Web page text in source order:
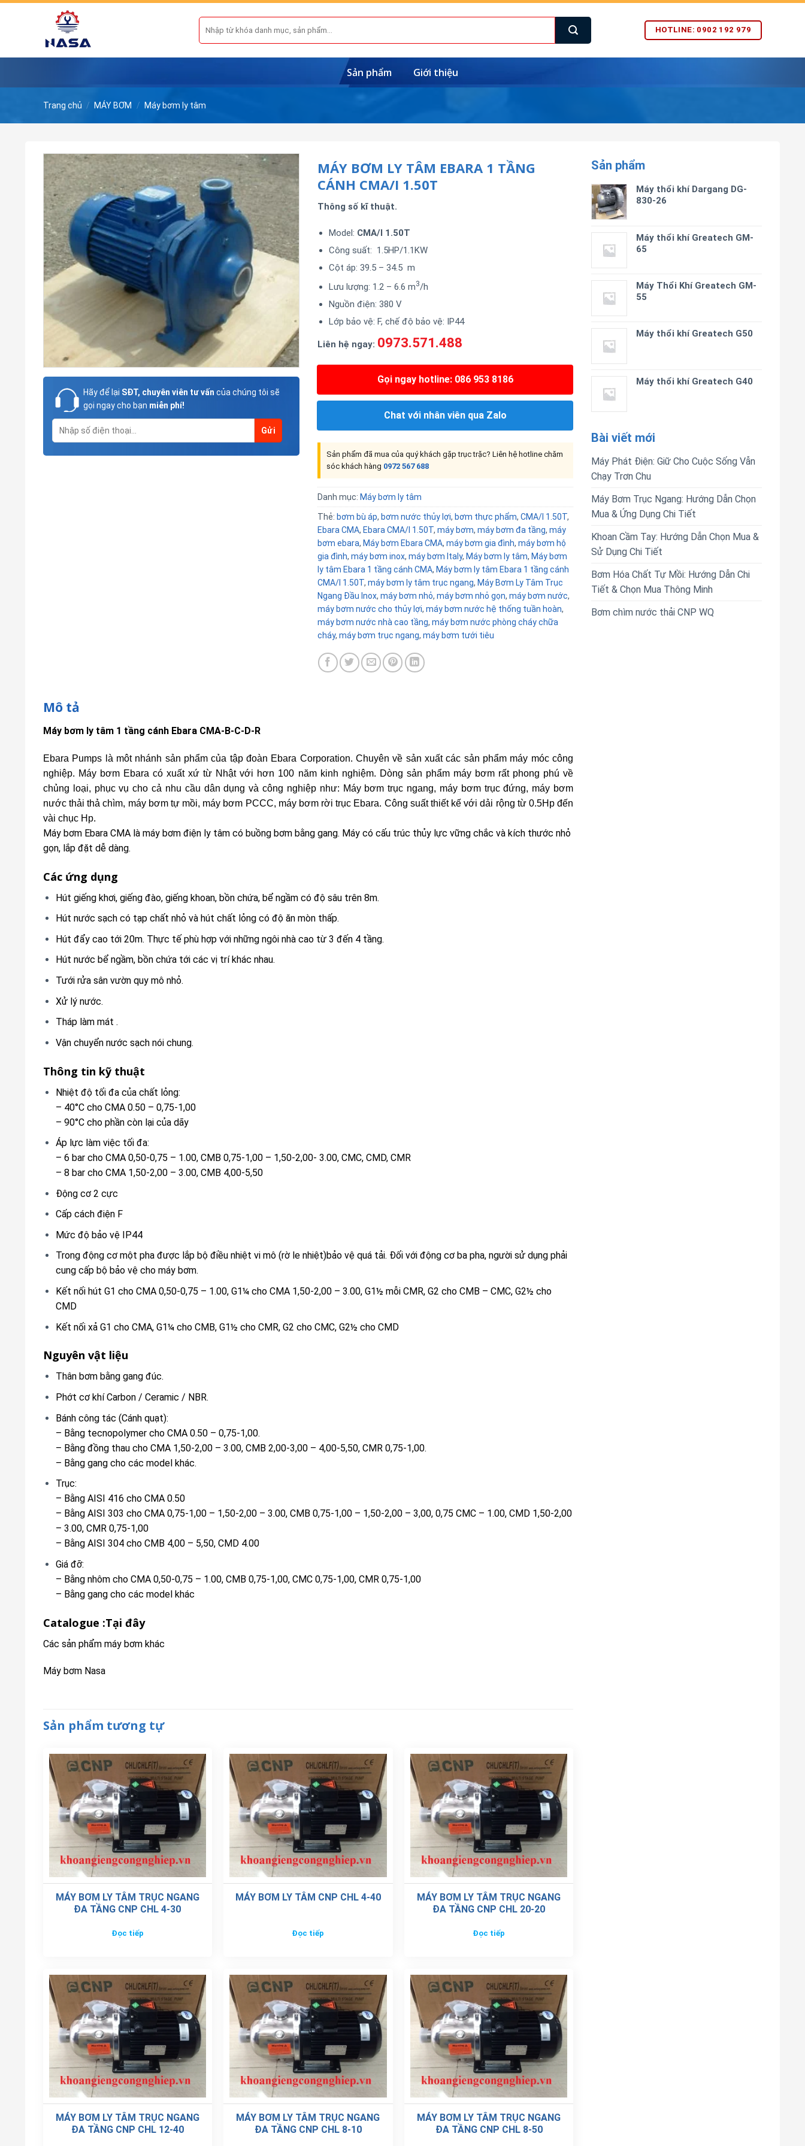
Skip
Tìm
kiếm:
HOTLINE: 0902 192 979
Sản phẩm Giới thiệu
Trang chủ / MÁY BƠM / Máy bơm ly tâm
Sản phẩm
Máy thổi khí Dargang DG-
830-26
Máy thổi khí Greatech GM-
65
Máy Thổi Khí Greatech GM-
55
Máy thổi khí Greatech G50
Máy thổi khí Greatech G40
Bài viết mới
Máy Phát Điện: Giữ Cho Cuộc Sống Vẫn
Chạy Trơn Chu
Máy Bơm Trục Ngang: Hướng Dẫn Chọn
Mua & Ứng Dụng Chi Tiết
Khoan Cầm Tay: Hướng Dẫn Chọn Mua &
Sử Dụng Chi Tiết
Bơm Hóa Chất Tự Mồi: Hướng Dẫn Chi
Tiết & Chọn Mua Thông Minh
Bơm chìm nước thải CNP WQ
Hãy để lại SĐT, chuyên viên tư vấn của chúng tôi sẽ
gọi ngay cho bạn miễn phí!
MÁY BƠM LY TÂM EBARA 1 TẦNG
CÁNH CMA/I 1.50T
Thông số kĩ thuật.
Model: CMA/I 1.50T
Công suất: 1.5HP/1.1KW
Cột áp: 39.5 – 34.5 m
Lưu lượng: 1.2 – 6.6 m3/h
Nguồn điện: 380 V
Lớp bảo vệ: F, chế độ bảo vệ: IP44
Liên hệ ngay: 0973.571.488
Gọi ngay hotline: 086 953 8186
Chat với nhân viên qua Zalo
Sản phẩm đã mua của quý khách gặp trục trặc? Liên hệ hotline chăm
sóc khách hàng 0972 567 688
Danh mục: Máy bơm ly tâm
Thẻ: bơm bù áp, bơm nước thủy lợi, bơm thực phẩm, CMA/I 1.50T,
Ebara CMA, Ebara CMA/I 1.50T, máy bơm, máy bơm đa tầng, máy
bơm ebara, Máy bơm Ebara CMA, máy bơm gia đình, máy bơm hộ
gia đình, máy bơm inox, máy bơm Italy, Máy bơm ly tâm, Máy bơm
ly tâm Ebara 1 tầng cánh CMA, Máy bơm ly tâm Ebara 1 tầng cánh
CMA/I 1.50T, máy bơm ly tâm trục ngang, Máy Bơm Ly Tâm Trục
Ngang Đầu Inox, máy bơm nhỏ, máy bơm nhỏ gọn, máy bơm nước,
máy bơm nước cho thủy lợi, máy bơm nước hệ thống tuần hoàn,
máy bơm nước nhà cao tầng, máy bơm nước phòng cháy chữa
cháy, máy bơm trục ngang, máy bơm tưới tiêu
Mô tả
Máy bơm ly tâm 1 tầng cánh Ebara CMA-B-C-D-R
Ebara Pumps là môt nhánh sản phẩm của tập đoàn Ebara Corporation. Chuyên về sản xuất các sản phẩm máy móc công
nghiệp. Máy bơm Ebara có xuất xứ từ Nhật với hơn 100 năm kinh nghiệm. Dòng sản phẩm máy bơm rất phong phú về
chủng loại, phục vụ cho cả nhu cầu dân dụng và công nghiệp như: Máy bơm trục ngang, máy bơm trục đứng, máy bơm
nước thải thả chìm, máy bơm tự mồi, máy bơm PCCC, máy bơm rời trục Ebara. Công suất thiết kế với dải rộng từ 0.5Hp đến
vài chục Hp.
Máy bơm Ebara CMA là máy bơm điện ly tâm có buồng bơm bằng gang. Máy có cấu trúc thủy lực vững chắc và kích thước nhỏ
gọn, lắp đặt dễ dàng.
Các ứng dụng
Hút giếng khơi, giếng đào, giếng khoan, bồn chứa, bể ngầm có độ sâu trên 8m.
Hút nước sạch có tạp chất nhỏ và hút chất lỏng có độ ăn mòn thấp.
Hút đẩy cao tới 20m. Thực tế phù hợp với những ngôi nhà cao từ 3 đến 4 tầng.
Hút nước bể ngầm, bồn chứa tới các vị trí khác nhau.
Tưới rửa sân vườn quy mô nhỏ.
Xử lý nước.
Tháp làm mát .
Vận chuyển nước sạch nói chung.
Thông tin kỹ thuật
Nhiệt độ tối đa của chất lỏng:
– 40°C cho CMA 0.50 – 0,75-1,00
– 90°C cho phần còn lại của dãy
Áp lực làm việc tối đa:
– 6 bar cho CMA 0,50-0,75 – 1.00, CMB 0,75-1,00 – 1,50-2,00- 3.00, CMC, CMD, CMR
– 8 bar cho CMA 1,50-2,00 – 3.00, CMB 4,00-5,50
Động cơ 2 cực
Cấp cách điện F
Mức độ bảo vệ IP44
Trong động cơ một pha được lắp bộ điều nhiệt vi mô (rờ le nhiệt)bảo vệ quá tải. Đối với động cơ ba pha, người sử dụng phải
cung cấp bộ bảo vệ cho máy bơm.
Kết nối hút G1 cho CMA 0,50-0,75 – 1.00, G1¼ cho CMA 1,50-2,00 – 3.00, G1½ mỗi CMR, G2 cho CMB – CMC, G2½ cho
CMD
Kết nối xả G1 cho CMA, G1¼ cho CMB, G1½ cho CMR, G2 cho CMC, G2½ cho CMD
Nguyên vật liệu
Thân bơm bằng gang đúc.
Phớt cơ khí Carbon / Ceramic / NBR.
Bánh công tác (Cánh quạt):
– Bằng tecnopolymer cho CMA 0.50 – 0,75-1,00.
– Bằng đồng thau cho CMA 1,50-2,00 – 3.00, CMB 2,00-3,00 – 4,00-5,50, CMR 0,75-1,00.
– Bằng gang cho các model khác.
Trục:
– Bằng AISI 416 cho CMA 0.50
– Bằng AISI 303 cho CMA 0,75-1,00 – 1,50-2,00 – 3.00, CMB 0,75-1,00 – 1,50-2,00 – 3,00, 0,75 CMC – 1.00, CMD 1,50-2,00
– 3.00, CMR 0,75-1,00
– Bằng AISI 304 cho CMB 4,00 – 5,50, CMD 4.00
Giá đỡ:
– Bằng nhôm cho CMA 0,50-0,75 – 1.00, CMB 0,75-1,00, CMC 0,75-1,00, CMR 0,75-1,00
– Bằng gang cho các model khác
Catalogue :Tại đây
Các sản phẩm máy bơm khác
Máy bơm Nasa
Sản phẩm tương tự
MÁY BƠM LY TÂM TRỤC NGANG
ĐA TẦNG CNP CHL 4-30
Đọc tiếp
MÁY BƠM LY TÂM CNP CHL 4-40
Đọc tiếp
MÁY BƠM LY TÂM TRỤC NGANG
ĐA TẦNG CNP CHL 20-20
Đọc tiếp
MÁY BƠM LY TÂM TRỤC NGANG
ĐA TẦNG CNP CHL 12-40
MÁY BƠM LY TÂM TRỤC NGANG
ĐA TẦNG CNP CHL 8-10
MÁY BƠM LY TÂM TRỤC NGANG
ĐA TẦNG CNP CHL 8-50